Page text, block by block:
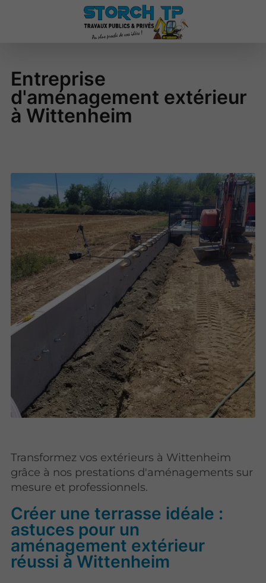
Entreprise
d'aménagement extérieur
à Wittenheim
Transformez vos extérieurs à Wittenheim
grâce à nos prestations d'aménagements sur
mesure et professionnels.
Créer une terrasse idéale :
astuces pour un
aménagement extérieur
réussi à Wittenheim